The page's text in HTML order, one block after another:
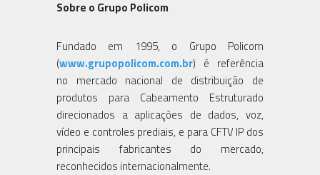
Sobre o Grupo Policom
Fundado em 1995, o Grupo Policom
(www.grupopolicom.com.br) é referência
no mercado nacional de distribuição de
produtos para Cabeamento Estruturado
direcionados a aplicações de dados, voz,
vídeo e controles prediais, e para CFTV IP dos
principais fabricantes do mercado,
reconhecidos internacionalmente.